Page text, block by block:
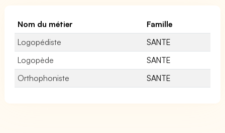
Nom du métier
Famille
Logopédiste
SANTE
Logopède
SANTE
Orthophoniste
SANTE